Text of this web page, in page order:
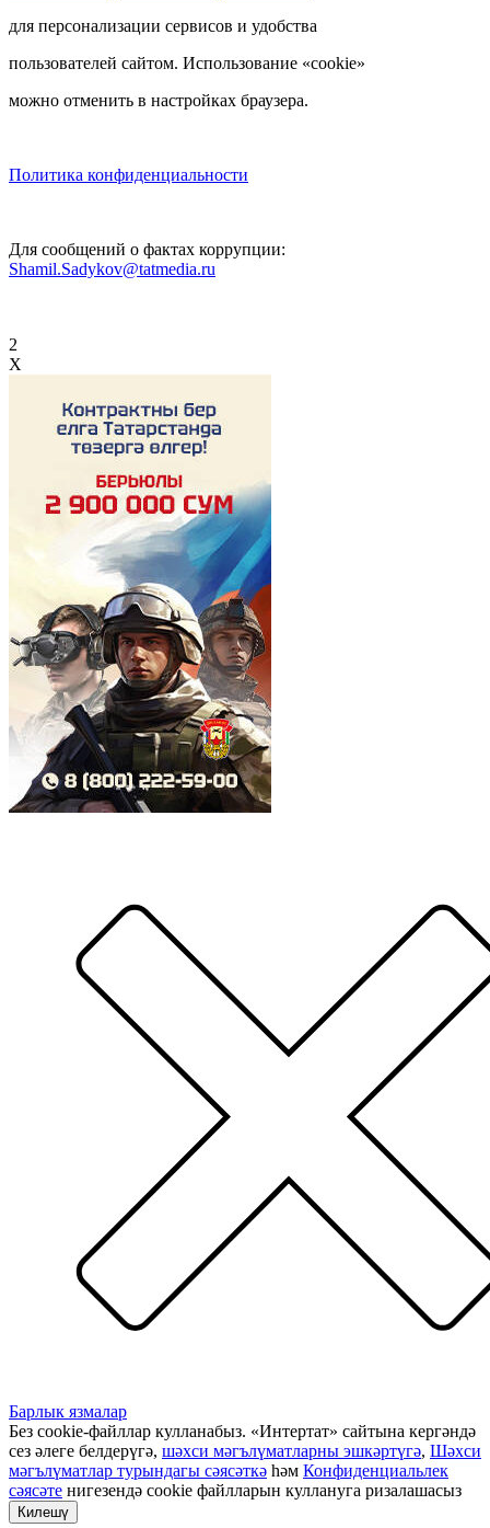
для персонализации сервисов и удобства
пользователей сайтом. Использование «cookie»
можно отменить в настройках браузера.
Политика конфиденциальности
Для сообщений о фактах коррупции:
Shamil.Sadykov@tatmedia.ru
2
X
Барлык язмалар
Без cookie-файллар кулланабыз. «Интертат» сайтына кергәндә
сез әлеге белдерүгә, шәхси мәгълүматларны эшкәртүгә, Шәхси
мәгълүматлар турындагы сәясәткә һәм Конфиденциальлек
сәясәте нигезендә cookie файлларын куллануга ризалашасыз
Килешү